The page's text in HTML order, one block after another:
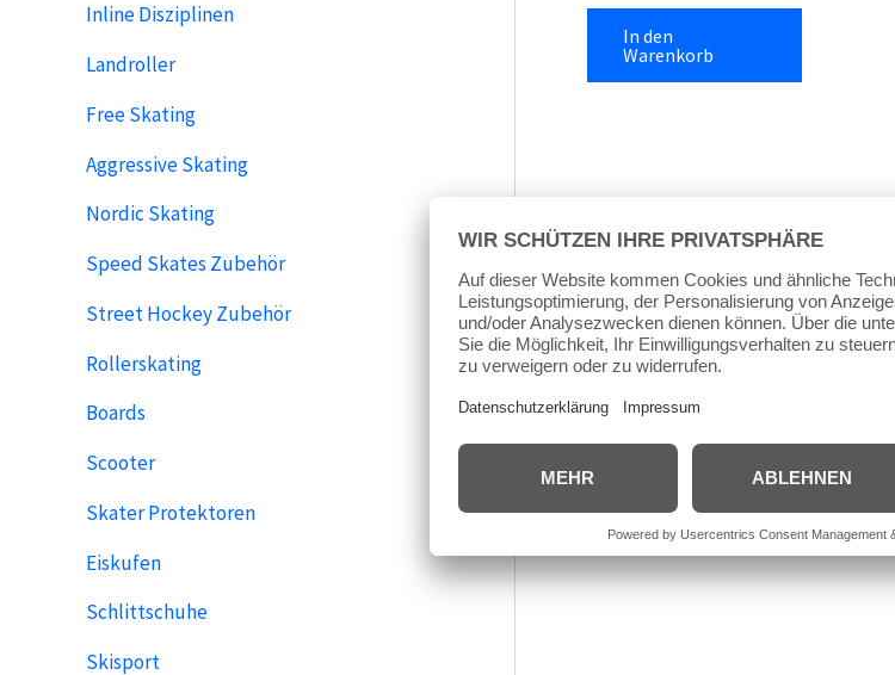
Inline Disziplinen
Landroller
Free Skating
Aggressive Skating
Nordic Skating
Speed Skates Zubehör
Street Hockey Zubehör
Rollerskating
Boards
Scooter
Skater Protektoren
Eiskufen
Schlittschuhe
Skisport
In den
Warenkorb